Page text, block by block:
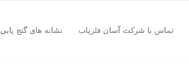
تماس با شرکت آسان فلزیاب نشانه های گنج یابی